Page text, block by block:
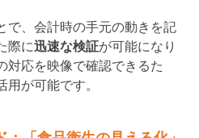
で、会計時の手元の動きを記
際に迅速な検証が可能になり
対応を映像で確認できるた
用が可能です。